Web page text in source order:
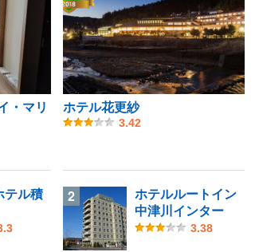
・マリ
テル積
ホテル花更紗
3.42
2
ホテルルートイン
中津川インター
3.38